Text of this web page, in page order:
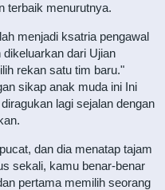
terbaik menurutnya.
menjadi ksatria pengawal
dari Ujian
rekan satu tim baru."
sikap anak muda ini Ini
lagi sejalan dengan
dan dia menatap tajam
sekali, kamu benar-benar
pertama memilih seorang